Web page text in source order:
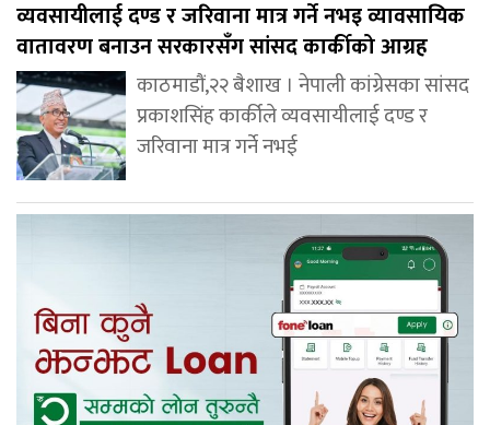
व्यवसायीलाई दण्ड र जरिवाना मात्र गर्ने नभइ व्यावसायिक
वातावरण बनाउन सरकारसँग सांसद कार्कीको आग्रह
काठमाडौं,२२ बैशाख । नेपाली कांग्रेसका सांसद
प्रकाशसिंह कार्कीले व्यवसायीलाई दण्ड र
जरिवाना मात्र गर्ने नभई